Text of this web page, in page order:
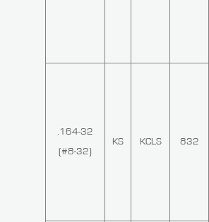
.164-32
(#8-32)
KS KCLS 832